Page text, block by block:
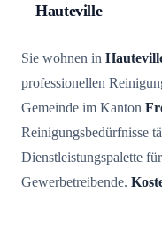
Hauteville
Sie wohnen in
professionellen
Gemeinde im Kanton
Reinigungsbedürfnisse
Dienstleistungspalette
Gewerbetreibende.